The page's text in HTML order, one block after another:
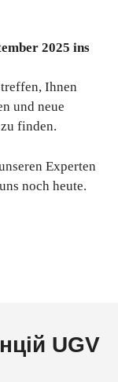
2025 ins
Ihnen
und neue
finden.
Experten
noch heute.
UGV